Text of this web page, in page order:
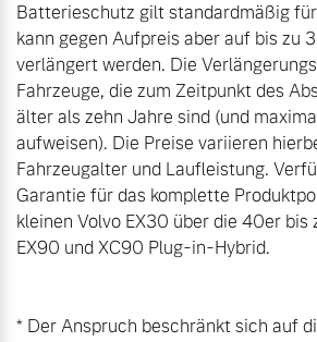
Batterieschutz gilt standardmäßig
kann gegen Aufpreis aber auf bis zu
verlängert werden. Die
Fahrzeuge, die zum Zeitpunkt des
älter als zehn Jahre sind (und
aufweisen). Die Preise variieren
Fahrzeugalter und Laufleistung.
Garantie für das komplette
kleinen Volvo EX30 über die 40er bis
EX90 und XC90 Plug-in-Hybrid.
* Der Anspruch beschränkt sich auf